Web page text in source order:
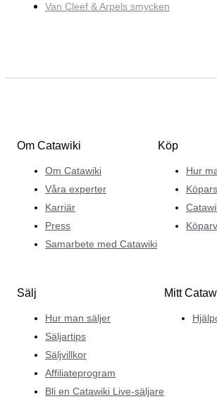
Van Cleef & Arpels smycken
Om Catawiki
Om Catawiki
Våra experter
Karriär
Press
Samarbete med Catawiki
Köp
Hur
Sälj
Hur man säljer
Säljartips
Säljvillkor
Affiliateprogram
Bli en Catawiki Live-säljare
Mitt